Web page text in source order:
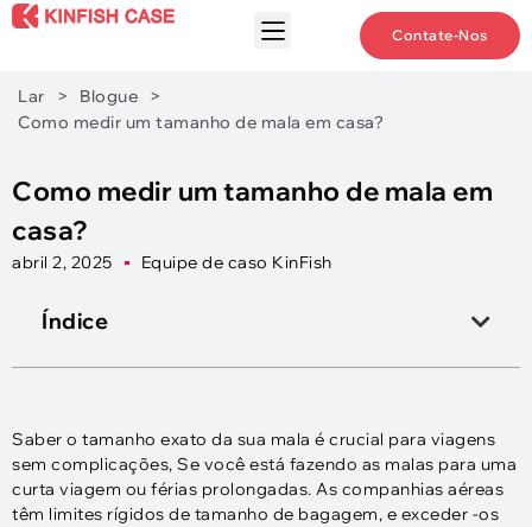
Contate-Nos
Lar > Blogue
>
Como medir um tamanho de mala em casa?
Como medir um tamanho de mala em
casa?
abril 2, 2025 Equipe de caso KinFish
Índice
Saber o tamanho exato da sua mala é crucial para viagens
sem complicações, Se você está fazendo as malas para uma
curta viagem ou férias prolongadas. As companhias aéreas
têm limites rígidos de tamanho de bagagem, e exceder -os